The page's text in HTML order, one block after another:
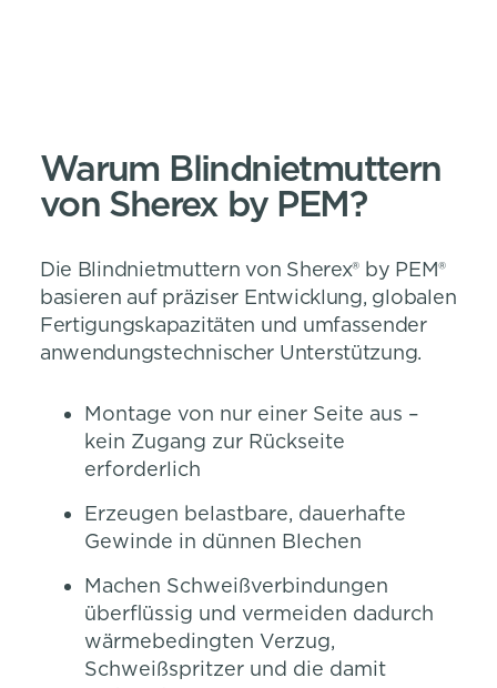
Warum Blindnietmuttern
von Sherex by PEM?
Die Blindnietmuttern von Sherex® by PEM®
basieren auf präziser Entwicklung, globalen
Fertigungskapazitäten und umfassender
anwendungstechnischer Unterstützung.
Montage von nur einer Seite aus –
kein Zugang zur Rückseite
erforderlich
Erzeugen belastbare, dauerhafte
Gewinde in dünnen Blechen
Machen Schweißverbindungen
überflüssig und vermeiden dadurch
wärmebedingten Verzug,
Schweißspritzer und die damit